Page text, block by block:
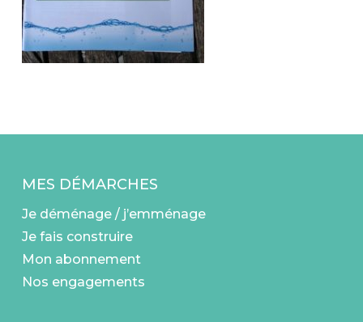
MES DÉMARCHES
Je déménage / j’emménage
Je fais construire
Mon abonnement
Nos engagements